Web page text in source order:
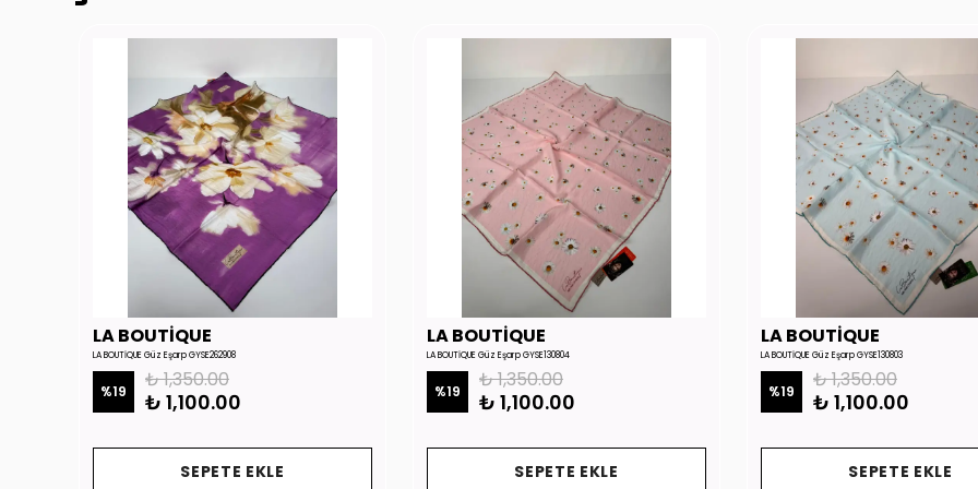
LA BOUTİQUE
LA BOUTİQUE Güz Eşarp GYSE262908
%19 ₺ 1,350.00
₺ 1,100.00
SEPETE EKLE
LA BOUTİQUE
LA BOUTİQUE Güz Eşarp GYSE130804
%19 ₺ 1,350.00
₺ 1,100.00
SEPETE EKLE
LA BOUTİQUE
LA BOUTİQUE Güz Eşarp GYSE130803
%19 ₺ 1,350.00
₺ 1,100.00
SEPETE EKLE